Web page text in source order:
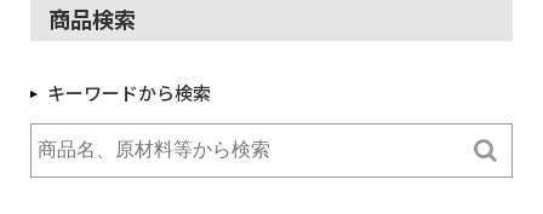
商品検索
キーワードから検索